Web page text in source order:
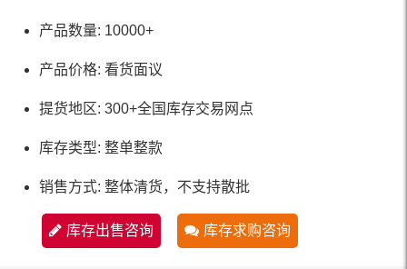
产品数量: 10000+
产品价格: 看货面议
提货地区: 300+全国库存交易网点
库存类型: 整单整款
销售方式: 整体清货，不支持散批
库存出售咨询 库存求购咨询